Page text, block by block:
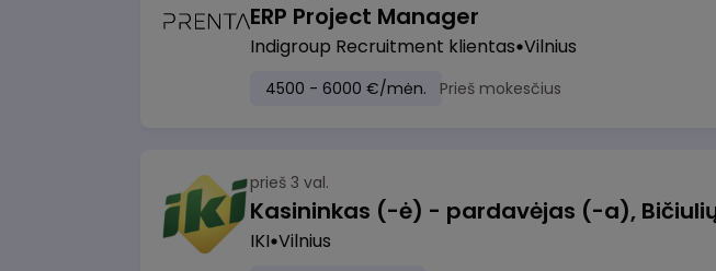
ERP Project Manager
Indigroup Recruitment klientas Vilnius
4500 - 6000 €/mėn. Prieš mokesčius
prieš 3 val.
IKI Vilnius